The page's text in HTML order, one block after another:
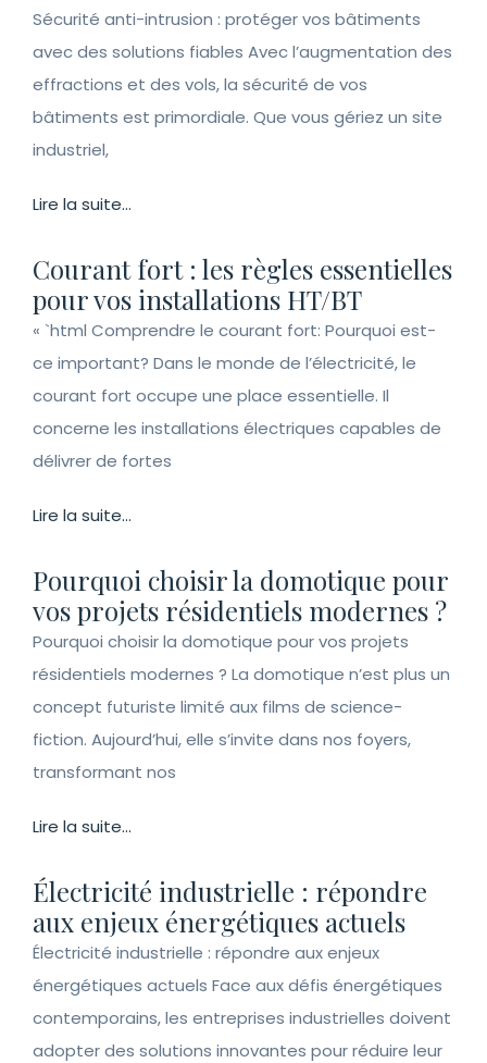
Sécurité anti-intrusion : protéger vos bâtiments
avec des solutions fiables Avec l’augmentation des
effractions et des vols, la sécurité de vos
bâtiments est primordiale. Que vous gériez un site
industriel,
Lire la suite...
Courant fort : les règles essentielles
pour vos installations HT/BT
« `html Comprendre le courant fort: Pourquoi est-
ce important? Dans le monde de l’électricité, le
courant fort occupe une place essentielle. Il
concerne les installations électriques capables de
délivrer de fortes
Lire la suite...
Pourquoi choisir la domotique pour
vos projets résidentiels modernes ?
Pourquoi choisir la domotique pour vos projets
résidentiels modernes ? La domotique n’est plus un
concept futuriste limité aux films de science-
fiction. Aujourd’hui, elle s’invite dans nos foyers,
transformant nos
Lire la suite...
Électricité industrielle : répondre
aux enjeux énergétiques actuels
Électricité industrielle : répondre aux enjeux
énergétiques actuels Face aux défis énergétiques
contemporains, les entreprises industrielles doivent
adopter des solutions innovantes pour réduire leur